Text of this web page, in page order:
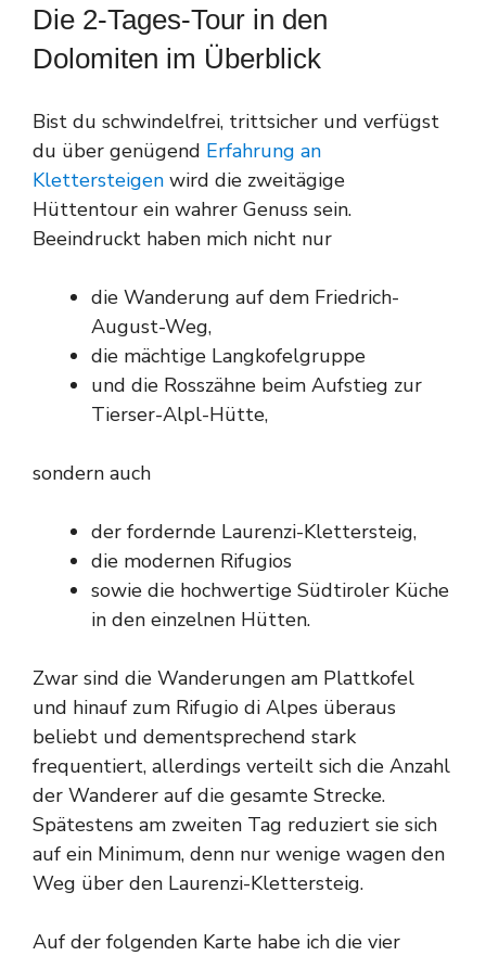
Die 2-Tages-Tour in den
Dolomiten im Überblick
Bist du schwindelfrei, trittsicher und verfügst
du über genügend Erfahrung an
Klettersteigen wird die zweitägige
Hüttentour ein wahrer Genuss sein.
Beeindruckt haben mich nicht nur
die Wanderung auf dem Friedrich-
August-Weg,
die mächtige Langkofelgruppe
und die Rosszähne beim Aufstieg zur
Tierser-Alpl-Hütte,
sondern auch
der fordernde Laurenzi-Klettersteig,
die modernen Rifugios
sowie die hochwertige Südtiroler Küche
in den einzelnen Hütten.
Zwar sind die Wanderungen am Plattkofel
und hinauf zum Rifugio di Alpes überaus
beliebt und dementsprechend stark
frequentiert, allerdings verteilt sich die Anzahl
der Wanderer auf die gesamte Strecke.
Spätestens am zweiten Tag reduziert sie sich
auf ein Minimum, denn nur wenige wagen den
Weg über den Laurenzi-Klettersteig.
Auf der folgenden Karte habe ich die vier